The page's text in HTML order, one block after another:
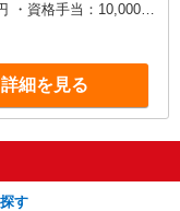
・資格手当：10,000〜
〜70,000円 ・処遇改
勤続年数、保有資格
当：20,000円（10時
る場合には超過勤務
手当：10,000円/1回
・初任者研修 ・実務
詳細を見る
す